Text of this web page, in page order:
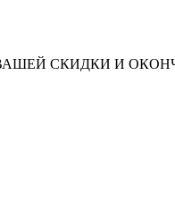
СКИДКИ И